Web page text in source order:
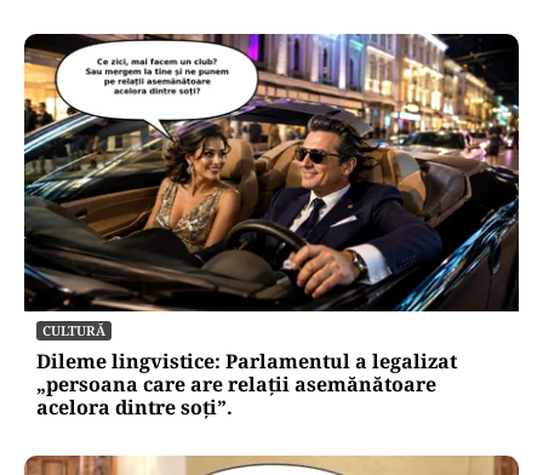
CULTURĂ
Dileme lingvistice: Parlamentul a legalizat
„persoana care are relații asemănătoare
acelora dintre soți”.